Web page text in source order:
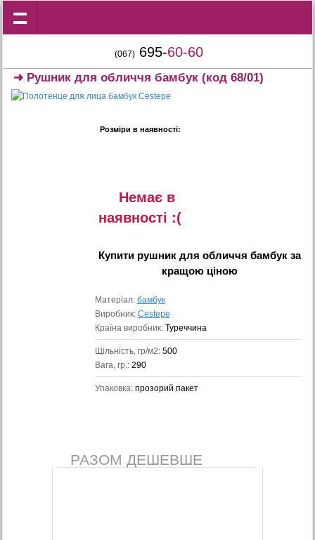
(067) 695-60-60
➜ Рушник для обличчя бамбук (код 68/01)
Розміри в наявності:
Немає в
наявностi :(
Купити рушник для обличчя бамбукза
кращою ціною
Матеріал: бамбук
Виробник: Cestepe
Країна виробник: Туреччина
Щільність, гр/м2: 500
Вага, гр.: 290
Упаковка: прозорий пакет
РАЗОМ ДЕШЕВШЕ